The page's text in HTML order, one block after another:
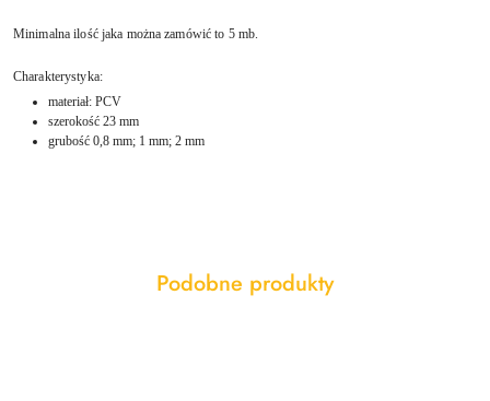
Minimalna ilość jaka można zamówić to 5 mb.
Charakterystyka:
materiał: PCV
szerokość 23 mm
grubość 0,8 mm; 1 mm; 2 mm
Pomiń karuzelę produktów
Produkty
Podobne produkty